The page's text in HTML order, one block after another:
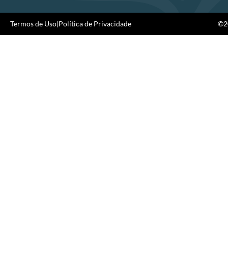
Termos de Uso|Política de Privacidade